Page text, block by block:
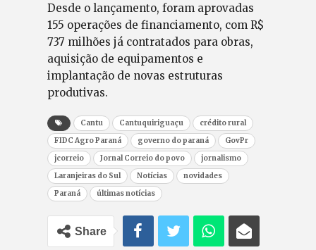
Desde o lançamento, foram aprovadas
155 operações de financiamento, com R$
737 milhões já contratados para obras,
aquisição de equipamentos e
implantação de novas estruturas
produtivas.
Cantu Cantuquiriguaçu
crédito rural
FIDC Agro Paraná
governo do paraná
GovPr
jcorreio
Jornal Correio do povo
jornalismo
Laranjeiras do Sul
Notícias
novidades
Paraná
últimas notícias
Share